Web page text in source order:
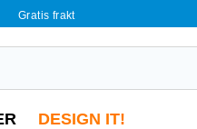
Gratis frakt
DESIGN IT!